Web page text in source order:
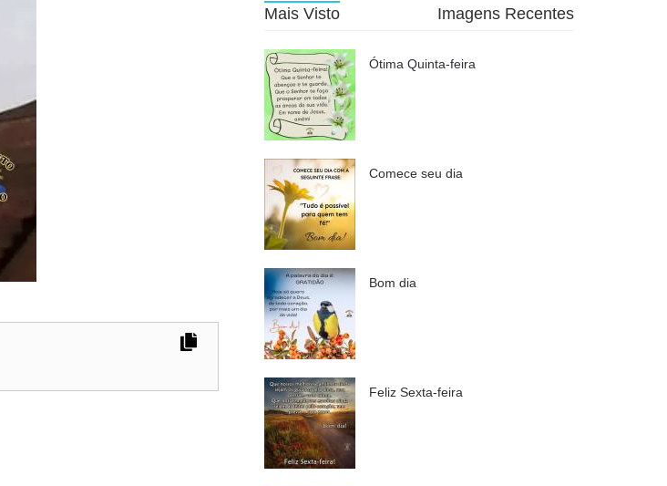
Mais Visto Imagens Recentes
Ótima Quinta-feira
Comece seu dia
Bom dia
Feliz Sexta-feira